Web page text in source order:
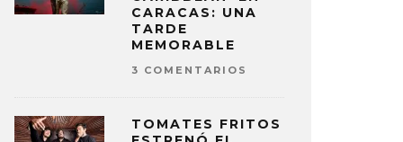
CARACAS: UNA
TARDE
MEMORABLE
3 COMENTARIOS
TOMATES FRITOS